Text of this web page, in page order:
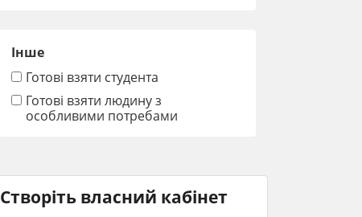
Інше
Готові взяти студента
Готові взяти людину з
особливими потребами
Створіть власний кабінет